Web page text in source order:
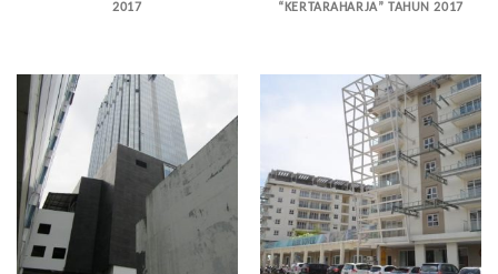
2017
“KERTARAHARJA” TAHUN 2017